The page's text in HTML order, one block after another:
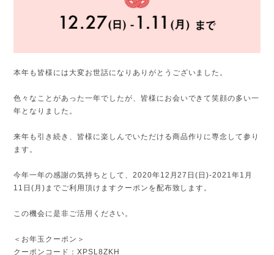
本年も皆様には大変お世話になりありがとうございました。
色々なことがあった一年でしたが、皆様にお会いできて笑顔の多い一
年となりました。
来年も引き続き、皆様に楽しんでいただける商品作りに専念して参り
ます。
今年一年の感謝の気持ちとして、2020年12月27日(日)-2021年1月
11日(月)までご利用頂けますクーポンを配布致します。
この機会に是非ご活用ください。
＜お年玉クーポン＞
クーポンコード：XPSL8ZKH